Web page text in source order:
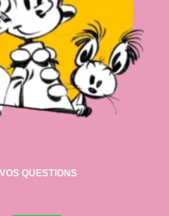
VOS QUESTIONS